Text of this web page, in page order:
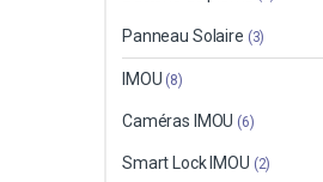
Panneau Solaire (3)
IMOU (8)
Caméras IMOU (6)
Smart Lock IMOU (2)